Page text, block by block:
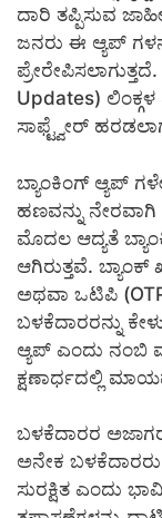
ದಾರಿ ತಪ್ಪಿಸುವ
ಜನರು ಈ ಆ್ಯಪ್
Updates)
ಸಾಫ್ಟ್ವೇರ್
ಬ್ಯಾಂಕಿಂಗ್ ಆ್ಯಪ್
ಹಣವನ್ನು
ಮೊದಲ ಆದ್ಯತೆ
ಆಗಿರುತ್ತವೆ.
ಅಥವಾ ಒಟಿಪಿ
ಬಳಕೆದಾರರನ್ನು
ಆ್ಯಪ್ ಎಂದು ನಂಬಿ
ಕ್ಷಣಾರ್ಧದಲ್ಲಿ
ಬಳಕೆದಾರರ
ಅನೇಕ ಬಳಕೆದಾರರು
ಸುರಕ್ಷಿತ ಎಂದು